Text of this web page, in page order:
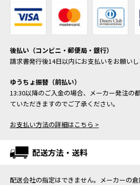
後払い（コンビニ・郵便局・銀行）
請求書発行後14日以内にお支払いをお願いし
ゆうちょ振替（前払い）
13:30以降のご入金の場合、メーカー発注の
ていただきますのでご了承ください。
お支払い方法の詳細はこちら >
配送方法・送料
配送会社の指定はできません。メーカーの